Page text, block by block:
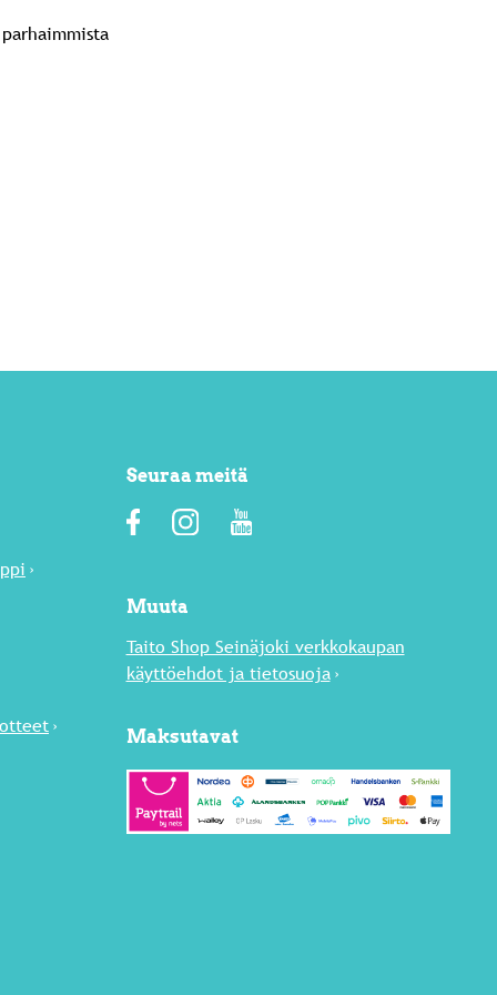
Seuraa meitä
Muuta
Taito Shop Seinäjoki verkkokaupan
käyttöehdot ja tietosuoja
Maksutavat